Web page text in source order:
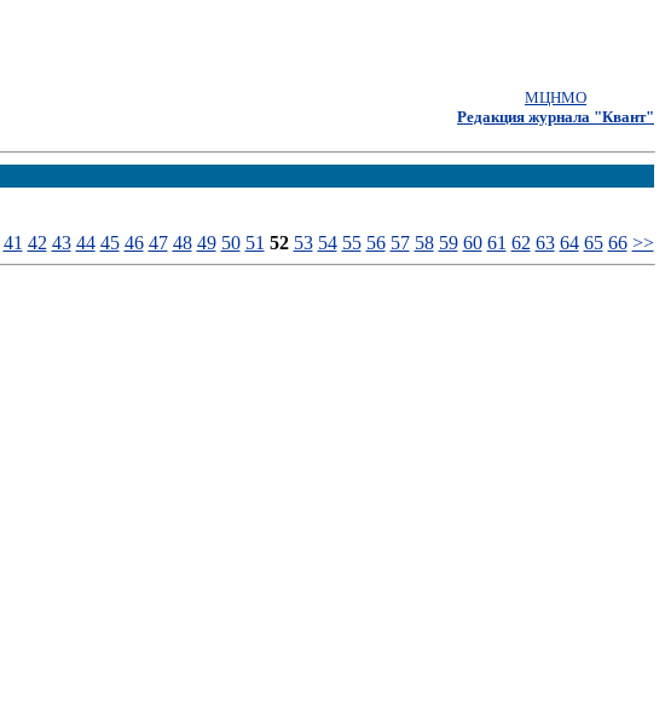
МЦНМО
Редакция журнала "Квант"
41 42 43 44 45 46 47 48 49 50 51 52 53 54 55 56 57 58 59 60 61 62 63 64 65 66 >>